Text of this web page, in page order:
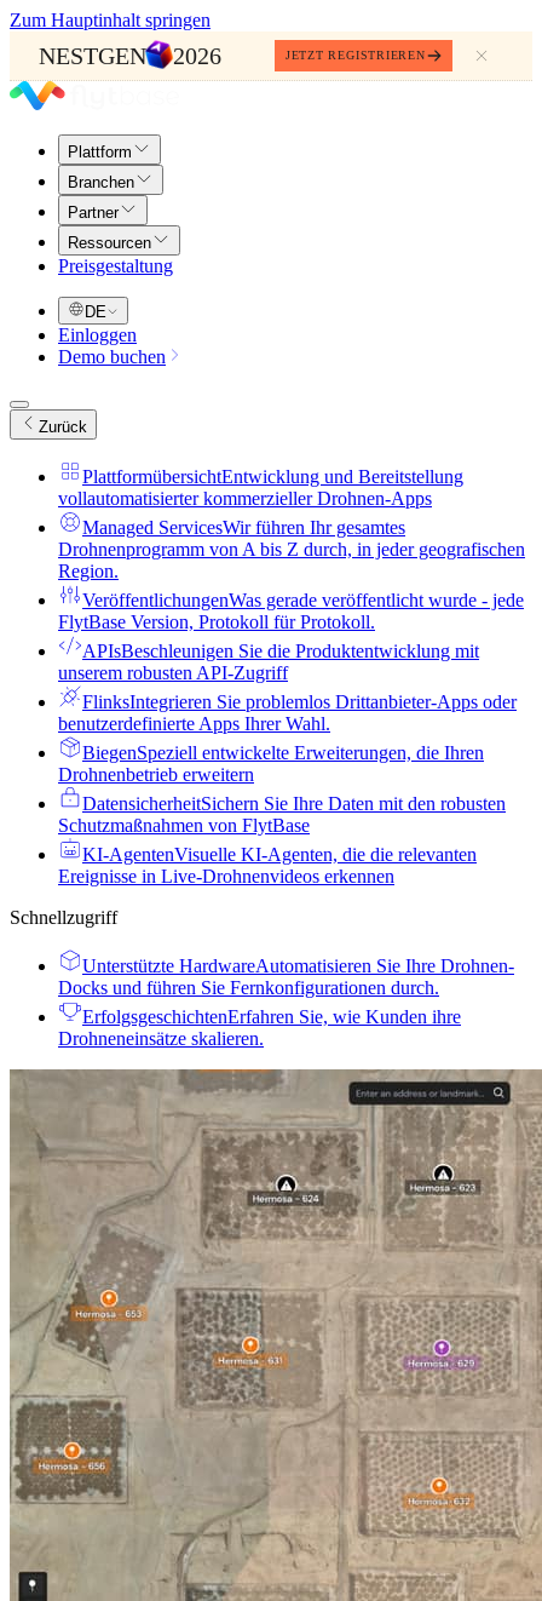
Zum Hauptinhalt springen
NESTGEN 2026 JETZT REGISTRIEREN
Plattform
Branchen
Partner
Ressourcen
Preisgestaltung
DE
Einloggen
Demo buchen
Zurück
PlattformübersichtEntwicklung und Bereitstellung
vollautomatisierter kommerzieller Drohnen-Apps
Managed ServicesWir führen Ihr gesamtes
Drohnenprogramm von A bis Z durch, in jeder geografischen
Region.
VeröffentlichungenWas gerade veröffentlicht wurde - jede
FlytBase Version, Protokoll für Protokoll.
APIsBeschleunigen Sie die Produktentwicklung mit
unserem robusten API-Zugriff
FlinksIntegrieren Sie problemlos Drittanbieter-Apps oder
benutzerdefinierte Apps Ihrer Wahl.
BiegenSpeziell entwickelte Erweiterungen, die Ihren
Drohnenbetrieb erweitern
DatensicherheitSichern Sie Ihre Daten mit den robusten
Schutzmaßnahmen von FlytBase
KI-AgentenVisuelle KI-Agenten, die die relevanten
Ereignisse in Live-Drohnenvideos erkennen
Schnellzugriff
Unterstützte HardwareAutomatisieren Sie Ihre Drohnen-
Docks und führen Sie Fernkonfigurationen durch.
ErfolgsgeschichtenErfahren Sie, wie Kunden ihre
Drohneneinsätze skalieren.